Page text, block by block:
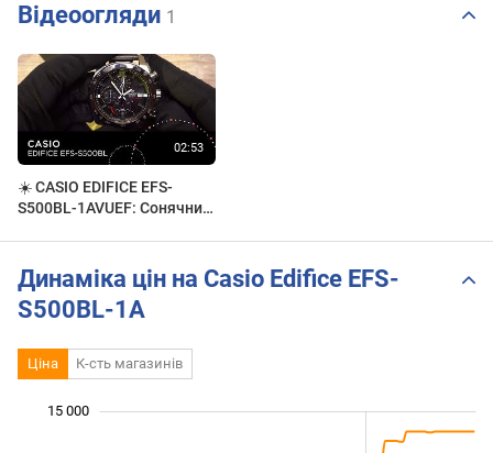
Відеоогляди 1
☀️ CASIO EDIFICE EFS-
S500BL-1AVUEF: Сонячний
Динаміка цін на Casio Edifice EFS-
S500BL-1A
Ціна К-сть магазинів
15 000